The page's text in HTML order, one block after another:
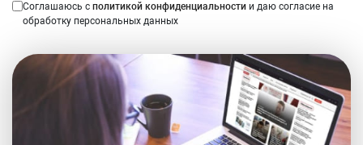
Соглашаюсь с политикой конфиденциальности и даю согласие на
обработку персональных данных